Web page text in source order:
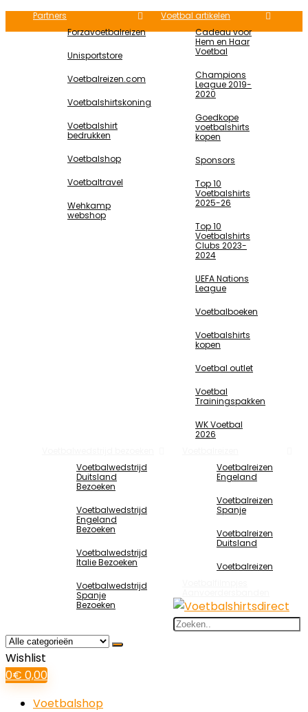
Partners
Forzavoetbalreizen
Unisportstore
Voetbalreizen.com
Voetbalshirtskoning
Voetbalshirt
bedrukken
Voetbalshop
Voetbaltravel
Wehkamp
webshop
Voetbal artikelen
Cadeau voor
Hem en Haar
Voetbal
Champions
League 2019-
2020
Goedkope
voetbalshirts
kopen
Sponsors
Top 10
Voetbalshirts
2025-26
Top 10
Voetbalshirts
Clubs 2023-
2024
UEFA Nations
League
Voetbalboeken
Voetbalshirts
kopen
Voetbal outlet
Voetbal
Trainingspakken
WK Voetbal
2026
Voetbalwedstrijd
Duitsland
Bezoeken
Voetbalwedstrijd
Engeland
Bezoeken
Voetbalwedstrijd
Italie Bezoeken
Voetbalwedstrijd
Spanje
Bezoeken
Voetbalreizen
Engeland
Voetbalreizen
Spanje
Voetbalreizen
Duitsland
Voetbalreizen
Search
Wishlist
0€ 0,00
Voetbalshop